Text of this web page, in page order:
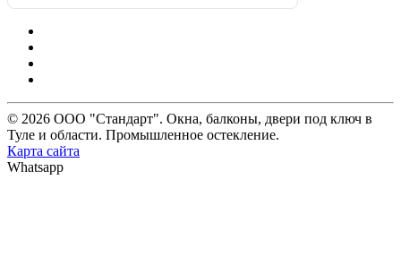
© 2026 ООО "Стандарт". Окна, балконы, двери под ключ в
Туле и области. Промышленное остекление.
Карта сайта
Whatsapp